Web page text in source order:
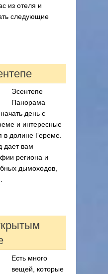
из отеля и
следующие
Эсентепе
Панорама
день с
и интересные
в долине Гереме.
дает вам
региона и
дымоходов,
Есть много
вещей, которые